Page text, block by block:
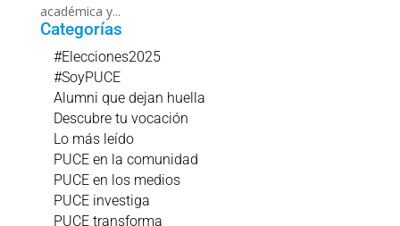
académica y...
Categorías
#Elecciones2025
#SoyPUCE
Alumni que dejan huella
Descubre tu vocación
Lo más leído
PUCE en la comunidad
PUCE en los medios
PUCE investiga
PUCE transforma